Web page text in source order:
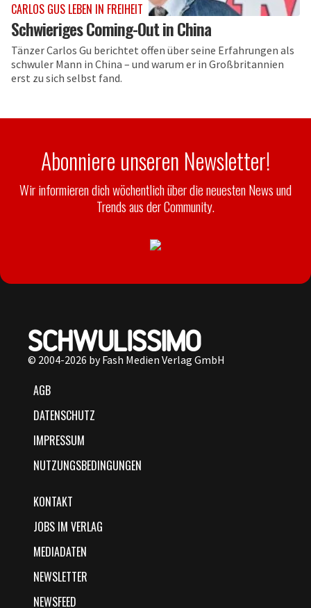
CARLOS GUS LEBEN IN FREIHEIT
Schwieriges Coming-Out in China
Tänzer Carlos Gu berichtet offen über seine Erfahrungen als
schwuler Mann in China – und warum er in Großbritannien
erst zu sich selbst fand.
Abonniere unseren Newsletter!
Wir informieren dich wöchentlich über die neuesten News und
Trends aus der Community.
© 2004-2026 by Fash Medien Verlag GmbH
AGB
DATENSCHUTZ
IMPRESSUM
NUTZUNGSBEDINGUNGEN
KONTAKT
JOBS IM VERLAG
MEDIADATEN
NEWSLETTER
NEWSFEED